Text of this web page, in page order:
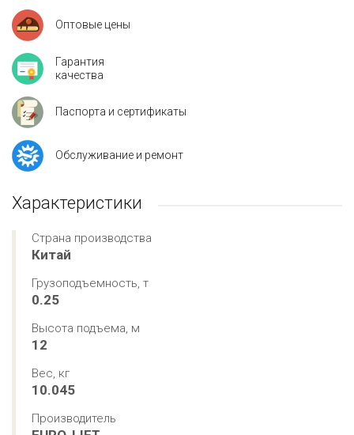
Оптовые цены
Гарантия
качества
Паспорта и сертификаты
Обслуживание и ремонт
Характеристики
Страна производства
Китай
Грузоподъемность, т
0.25
Высота подъема, м
12
Вес, кг
10.045
Производитель